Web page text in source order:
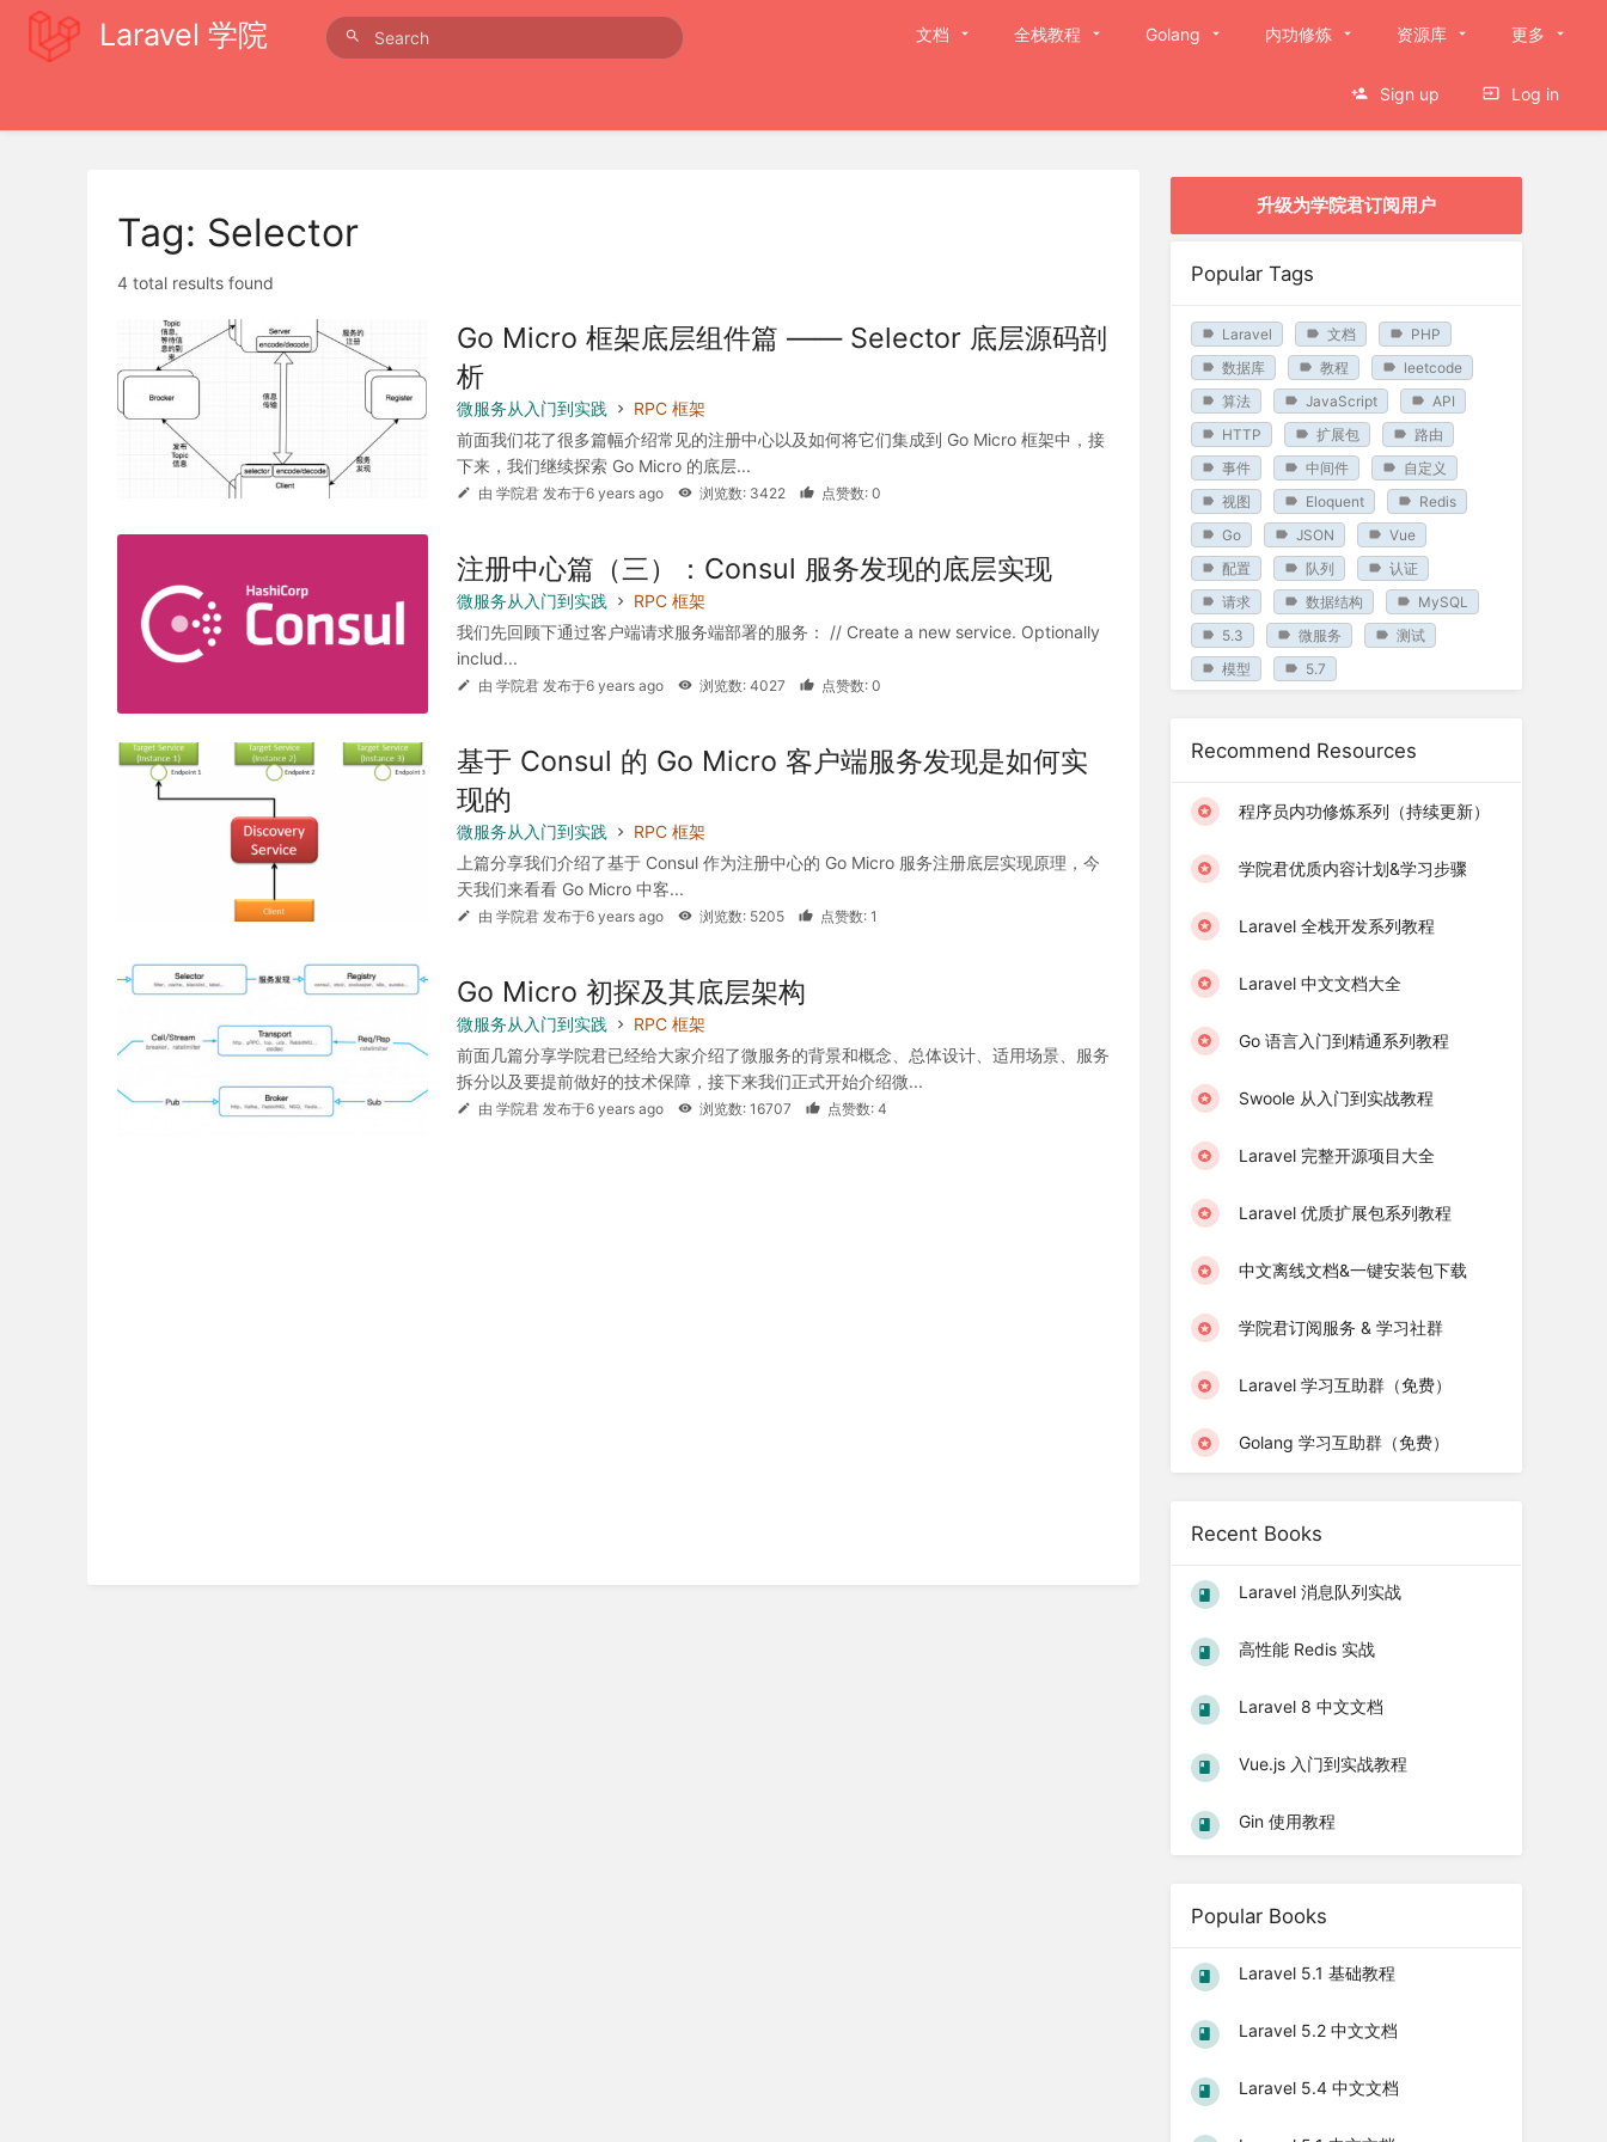
Laravel 学院 文档 全栈教程 Golang 内功修炼 资源库 更多
Sign up Log in
Tag: Selector
4 total results found
Go Micro 框架底层组件篇 —— Selector 底层源码剖
析
微服务从入门到实践
RPC 框架
前面我们花了很多篇幅介绍常见的注册中心以及如何将它们集成到 Go Micro 框架中，接
下来，我们继续探索 Go Micro 的底层...
由 学院君 发布于6 years ago 浏览数: 3422 点赞数: 0
注册中心篇（三）：Consul 服务发现的底层实现
微服务从入门到实践
RPC 框架
我们先回顾下通过客户端请求服务端部署的服务： // Create a new service. Optionally
includ...
由 学院君 发布于6 years ago 浏览数: 4027 点赞数: 0
基于 Consul 的 Go Micro 客户端服务发现是如何实
现的
微服务从入门到实践
RPC 框架
上篇分享我们介绍了基于 Consul 作为注册中心的 Go Micro 服务注册底层实现原理，今
天我们来看看 Go Micro 中客...
由 学院君 发布于6 years ago 浏览数: 5205 点赞数: 1
Go Micro 初探及其底层架构
微服务从入门到实践
RPC 框架
前面几篇分享学院君已经给大家介绍了微服务的背景和概念、总体设计、适用场景、服务
拆分以及要提前做好的技术保障，接下来我们正式开始介绍微...
由 学院君 发布于6 years ago 浏览数: 16707 点赞数: 4
升级为学院君订阅用户
Popular Tags
Laravel 文档
PHP
数据库
教程
leetcode
算法
JavaScript
API
HTTP
扩展包
路由
事件
中间件
自定义
视图
Eloquent
Redis
Go
JSON
Vue
配置
队列
认证
请求
数据结构
MySQL
5.3
微服务
测试
模型
5.7
Recommend Resources
程序员内功修炼系列（持续更新）
学院君优质内容计划&学习步骤
Laravel 全栈开发系列教程
Laravel 中文文档大全
Go 语言入门到精通系列教程
Swoole 从入门到实战教程
Laravel 完整开源项目大全
Laravel 优质扩展包系列教程
中文离线文档&一键安装包下载
学院君订阅服务 & 学习社群
Laravel 学习互助群（免费）
Golang 学习互助群（免费）
Recent Books
Laravel 消息队列实战
高性能 Redis 实战
Laravel 8 中文文档
Vue.js 入门到实战教程
Gin 使用教程
Popular Books
Laravel 5.1 基础教程
Laravel 5.2 中文文档
Laravel 5.4 中文文档